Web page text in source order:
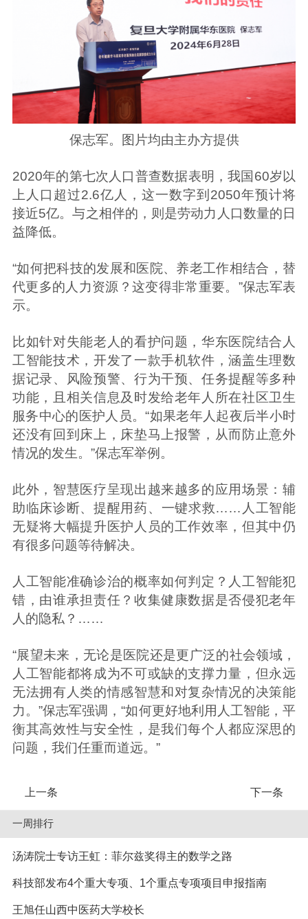
保志军。图片均由主办方提供
2020年的第七次人口普查数据表明，我国60岁以
上人口超过2.6亿人，这一数字到2050年预计将
接近5亿。与之相伴的，则是劳动力人口数量的日
益降低。
“如何把科技的发展和医院、养老工作相结合，替
代更多的人力资源？这变得非常重要。”保志军表
示。
比如针对失能老人的看护问题，华东医院结合人
工智能技术，开发了一款手机软件，涵盖生理数
据记录、风险预警、行为干预、任务提醒等多种
功能，且相关信息及时发给老年人所在社区卫生
服务中心的医护人员。“如果老年人起夜后半小时
还没有回到床上，床垫马上报警，从而防止意外
情况的发生。”保志军举例。
此外，智慧医疗呈现出越来越多的应用场景：辅
助临床诊断、提醒用药、一键求救……人工智能
无疑将大幅提升医护人员的工作效率，但其中仍
有很多问题等待解决。
人工智能准确诊治的概率如何判定？人工智能犯
错，由谁承担责任？收集健康数据是否侵犯老年
人的隐私？……
“展望未来，无论是医院还是更广泛的社会领域，
人工智能都将成为不可或缺的支撑力量，但永远
无法拥有人类的情感智慧和对复杂情况的决策能
力。”保志军强调，“如何更好地利用人工智能，平
衡其高效性与安全性，是我们每个人都应深思的
问题，我们任重而道远。”
上一条 下一条
一周排行
汤涛院士专访王虹：菲尔兹奖得主的数学之路
科技部发布4个重大专项、1个重点专项项目申报指南
王旭任山西中医药大学校长